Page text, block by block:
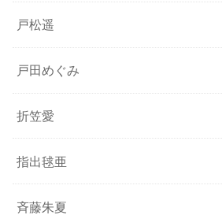
戸松遥
戸田めぐみ
折笠愛
指出毬亜
斉藤朱夏